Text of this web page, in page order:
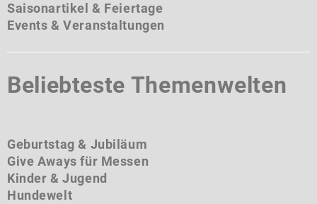
Saisonartikel & Feiertage
Events & Veranstaltungen
Beliebteste Themenwelten
Geburtstag & Jubiläum
Give Aways für Messen
Kinder & Jugend
Hundewelt